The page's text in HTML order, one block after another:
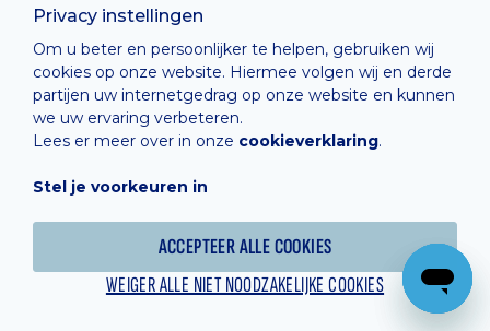
Privacy instellingen
Om u beter en persoonlijker te helpen, gebruiken wij
cookies op onze website. Hiermee volgen wij en derde
partijen uw internetgedrag op onze website en kunnen
we uw ervaring verbeteren.
Lees er meer over in onze cookieverklaring.
Stel je voorkeuren in
ACCEPTEER ALLE COOKIES
WEIGER ALLE NIET NOODZAKELIJKE COOKIES